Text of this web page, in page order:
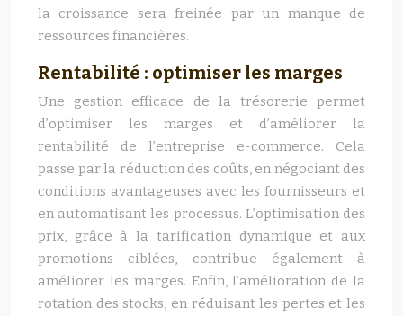
la croissance sera freinée par un manque de
ressources financières.
Rentabilité : optimiser les marges
Une gestion efficace de la trésorerie permet
d’optimiser les marges et d’améliorer la
rentabilité de l’entreprise e-commerce. Cela
passe par la réduction des coûts, en négociant des
conditions avantageuses avec les fournisseurs et
en automatisant les processus. L’optimisation des
prix, grâce à la tarification dynamique et aux
promotions ciblées, contribue également à
améliorer les marges. Enfin, l’amélioration de la
rotation des stocks, en réduisant les pertes et les